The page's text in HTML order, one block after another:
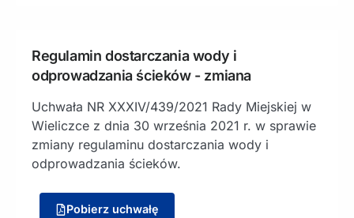
Regulamin dostarczania wody i
odprowadzania ścieków - zmiana
Uchwała NR XXXIV/439/2021 Rady Miejskiej w
Wieliczce z dnia 30 września 2021 r. w sprawie
zmiany regulaminu dostarczania wody i
odprowadzania ścieków.
Pobierz uchwałę